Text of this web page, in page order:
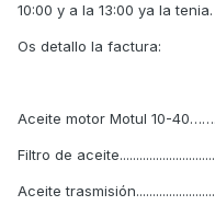
10:00 y a la 13:00 ya la tenia.
Os detallo la factura:
Aceite motor Motul 10-
Filtro de
Aceite